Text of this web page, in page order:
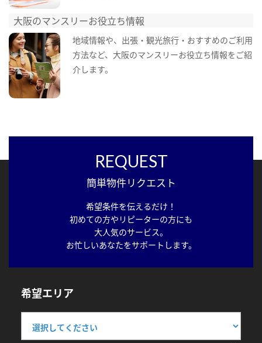
大阪のマンスリーお役立ち情報
地域情報や、出張・観光旅行・おすすめのご利用
方法など、大阪のマンスリーお役立ち情報をご紹
介します。
REQUEST
簡単物件リクエスト
希望条件を伝えるだけ！
初めての方やリピーターの方にも
大人気のサービス。
お忙しいあなたをサポートします。
希望エリア